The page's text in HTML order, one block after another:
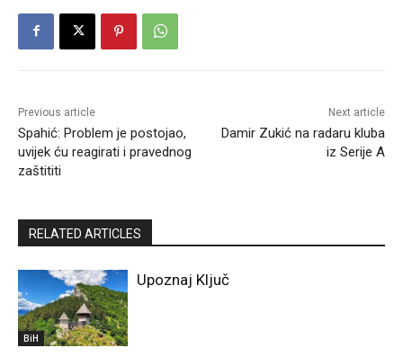
Previous article
Spahić: Problem je postojao,
uvijek ću reagirati i pravednog
zaštititi
Next article
Damir Zukić na radaru kluba
iz Serije A
RELATED ARTICLES
BiH
Upoznaj Ključ